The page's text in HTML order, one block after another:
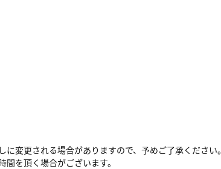
変更される場合がありますので、予めご了承ください。
を頂く場合がございます。